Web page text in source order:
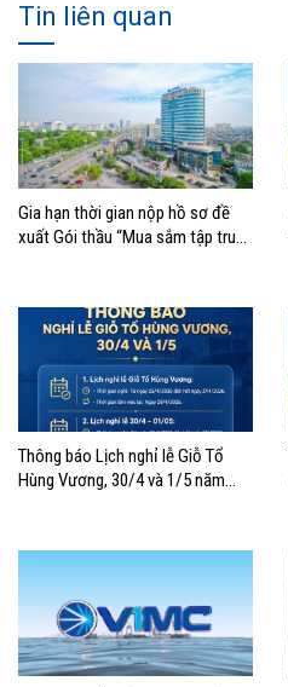
Tin liên quan
Gia hạn thời gian nộp hồ sơ đề
xuất Gói thầu “Mua sắm tập trung
CTCP”
Thông báo Lịch nghỉ lễ Giỗ Tổ
Hùng Vương, 30/4 và 1/5 năm